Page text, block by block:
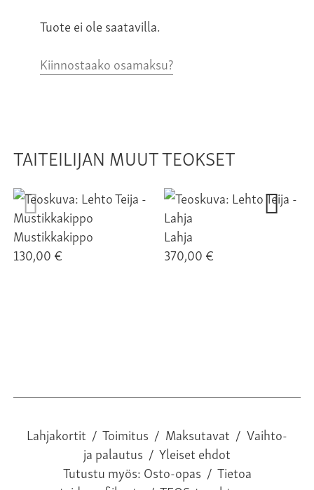
Tuote ei ole saatavilla.
Kiinnostaako osamaksu?
TAITEILIJAN MUUT TEOKSET
Mustikkakippo
130,00 €
Lahja
370,00 €
Lahjakortit / Toimitus / Maksutavat / Vaihto-
ja palautus / Yleiset ehdot
Tutustu myös:Osto-opas / Tietoa